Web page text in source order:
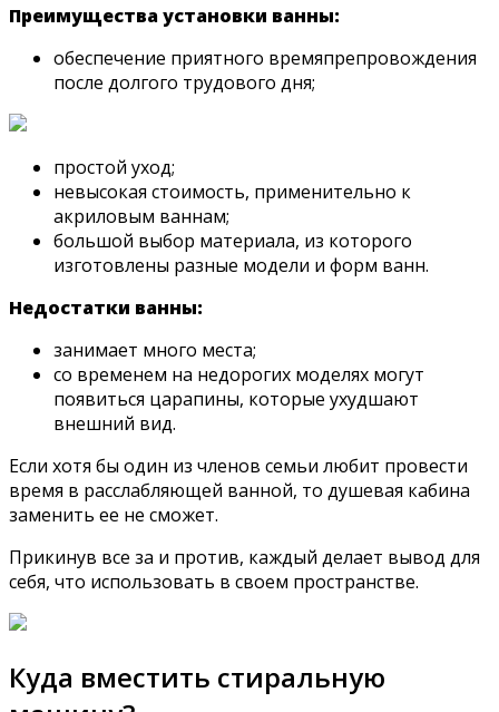
Преимущества установки ванны:
обеспечение приятного времяпрепровождения
после долгого трудового дня;
простой уход;
невысокая стоимость, применительно к
акриловым ваннам;
большой выбор материала, из которого
изготовлены разные модели и форм ванн.
Недостатки ванны:
занимает много места;
со временем на недорогих моделях могут
появиться царапины, которые ухудшают
внешний вид.
Если хотя бы один из членов семьи любит провести
время в расслабляющей ванной, то душевая кабина
заменить ее не сможет.
Прикинув все за и против, каждый делает вывод для
себя, что использовать в своем пространстве.
Куда вместить стиральную